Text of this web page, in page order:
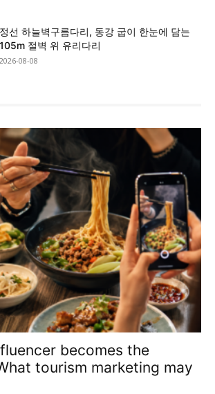
정선 하늘벽구름다리, 동강 굽이 한눈에 담는
105m 절벽 위 유리다리
2026-08-08
becomes the
tourism marketing may